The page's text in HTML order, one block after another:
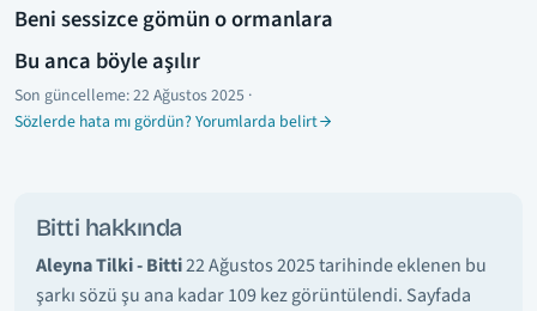
Beni sessizce gömün o ormanlara
Bu anca böyle aşılır
Son güncelleme:22 Ağustos 2025 ·
Sözlerde hata mı gördün? Yorumlarda belirt
Bitti hakkında
Aleyna Tilki - Bitti22 Ağustos 2025 tarihinde eklenen bu
şarkı sözü şu ana kadar 109 kez görüntülendi. Sayfada